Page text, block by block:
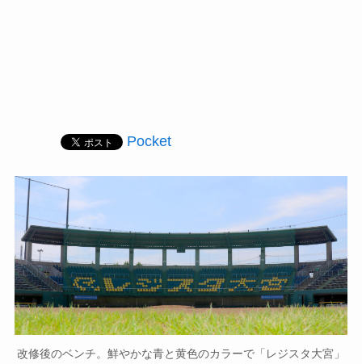
Pocket
改修後のベンチ。鮮やかな青と黄色のカラーで「レジスタ大宮」